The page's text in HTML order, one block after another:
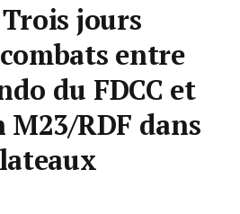
jours
entre
du FDCC et
RDF dans